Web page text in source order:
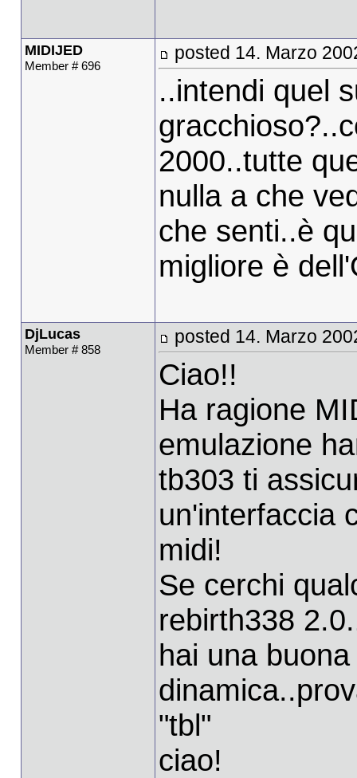
MIDIJED
Member # 696
posted 14. Marzo
..intendi quel
2000..tutte
nulla a che
che senti..è
migliore è
DjLucas
Member # 858
posted 14. Marzo
Ciao!!
Ha ragione
emulazione
tb303 ti
un'interfaccia
midi!
Se cerchi
rebirth338
hai una
"tbl"
ciao!